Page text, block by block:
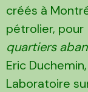
créés à
pétrolier, pour
quartiers
Eric
Laboratoire